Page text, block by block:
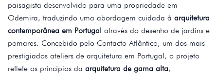
paisagista desenvolvido para uma propriedade em
Odemira, traduzindo uma abordagem cuidada à arquitetura
contemporânea em Portugal através do desenho de jardins e
pomares. Concebido pelo Contacto Atlântico, um dos mais
prestigiados ateliers de arquitetura em Portugal, o projeto
reflete os princípios da arquitetura de gama alta,